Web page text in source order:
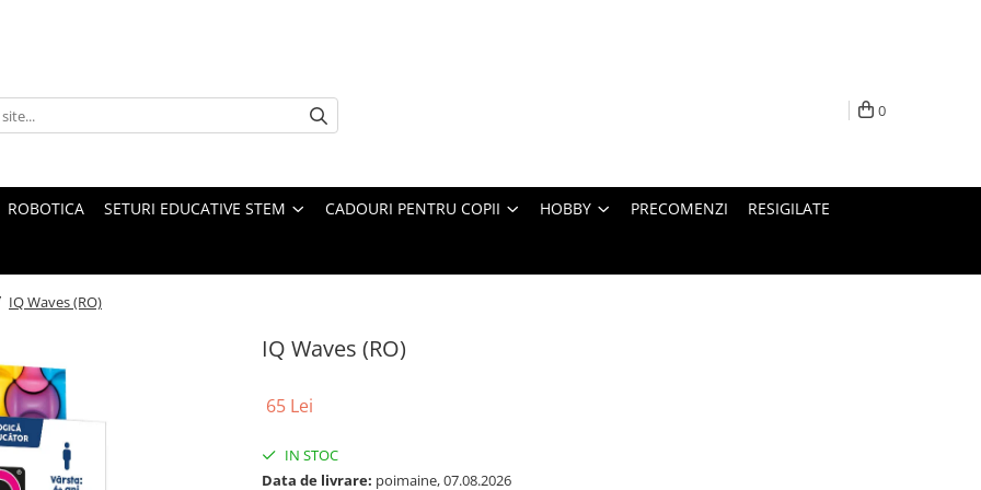
0
ROBOTICA SETURI EDUCATIVE STEM CADOURI PENTRU COPII HOBBY PRECOMENZI RESIGILATE
IQ Waves (RO)
IQ Waves (RO)
65 Lei
IN STOC
Data de livrare: poimaine, 07.08.2026